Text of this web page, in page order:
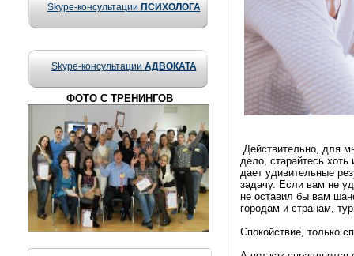
Skype-консультации ПСИХОЛОГА
Skype-консультации АДВОКАТА
ФОТО С ТРЕНИНГОВ
Действительно, для
дело, старайтесь хоть
дает удивительные
задачу. Если вам не
не оставил бы вам
городам и странам,
Спокойствие, только